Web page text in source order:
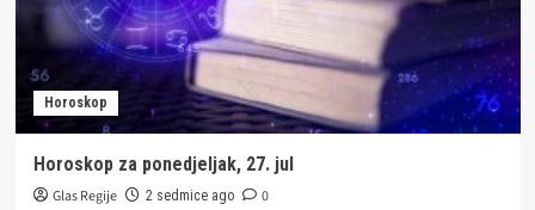
Horoskop
Horoskop za ponedjeljak, 27. jul
Glas Regije 2 sedmice ago
0